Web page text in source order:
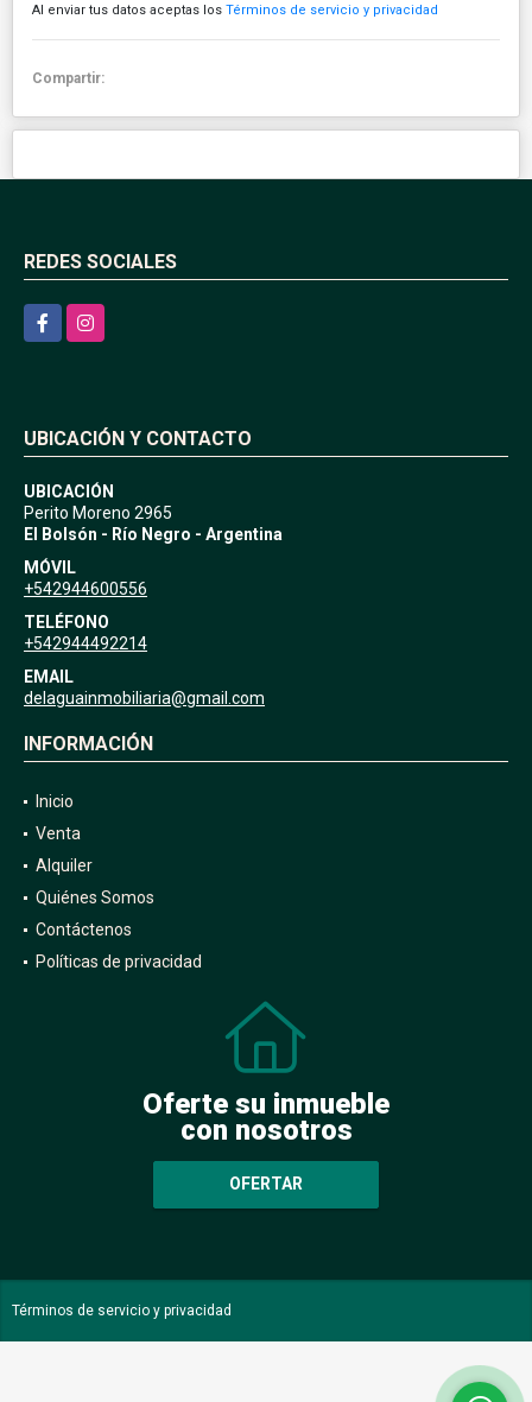
Al enviar tus datos aceptas los Términos de servicio y privacidad
Compartir:
REDES SOCIALES
FacebookInstagram
UBICACIÓN Y CONTACTO
UBICACIÓN
Perito Moreno 2965
El Bolsón - Río Negro - Argentina
MÓVIL
+542944600556
TELÉFONO
+542944492214
EMAIL
delaguainmobiliaria@gmail.com
INFORMACIÓN
Inicio
Venta
Alquiler
Quiénes Somos
Contáctenos
Políticas de privacidad
Oferte su inmueble
con nosotros
OFERTAR
Términos de servicio y privacidad